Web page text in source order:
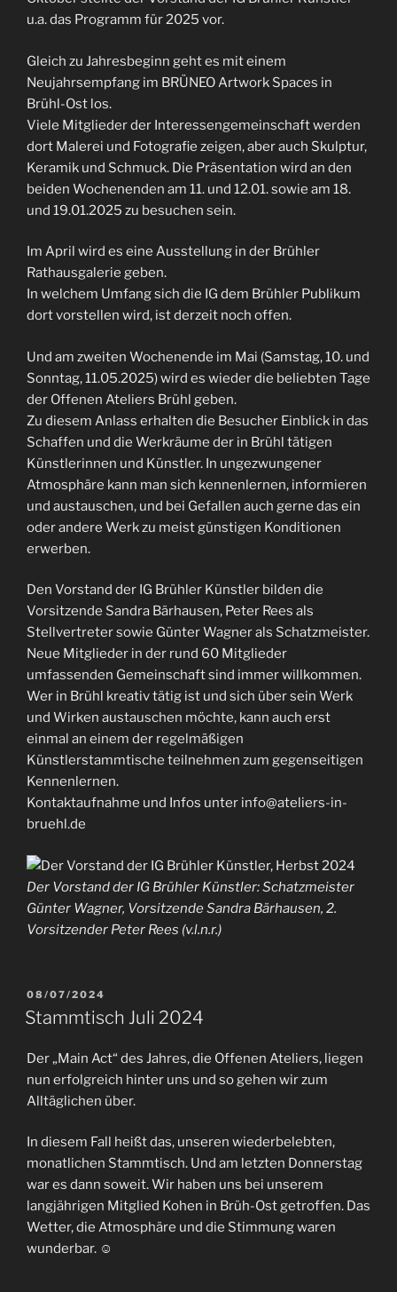
u.a. das Programm für 2025 vor.
Gleich zu Jahresbeginn geht es mit einem
Neujahrsempfang im BRÜNEO Artwork Spaces in
Brühl-Ost los.
Viele Mitglieder der Interessengemeinschaft werden
dort Malerei und Fotografie zeigen, aber auch Skulptur,
Keramik und Schmuck. Die Präsentation wird an den
beiden Wochenenden am 11. und 12.01. sowie am 18.
und 19.01.2025 zu besuchen sein.
Im April wird es eine Ausstellung in der Brühler
Rathausgalerie geben.
In welchem Umfang sich die IG dem Brühler Publikum
dort vorstellen wird, ist derzeit noch offen.
Und am zweiten Wochenende im Mai (Samstag, 10. und
Sonntag, 11.05.2025) wird es wieder die beliebten Tage
der Offenen Ateliers Brühl geben.
Zu diesem Anlass erhalten die Besucher Einblick in das
Schaffen und die Werkräume der in Brühl tätigen
Künstlerinnen und Künstler. In ungezwungener
Atmosphäre kann man sich kennenlernen, informieren
und austauschen, und bei Gefallen auch gerne das ein
oder andere Werk zu meist günstigen Konditionen
erwerben.
Den Vorstand der IG Brühler Künstler bilden die
Vorsitzende Sandra Bärhausen, Peter Rees als
Stellvertreter sowie Günter Wagner als Schatzmeister.
Neue Mitglieder in der rund 60 Mitglieder
umfassenden Gemeinschaft sind immer willkommen.
Wer in Brühl kreativ tätig ist und sich über sein Werk
und Wirken austauschen möchte, kann auch erst
einmal an einem der regelmäßigen
Künstlerstammtische teilnehmen zum gegenseitigen
Kennenlernen.
Kontaktaufnahme und Infos unter info@ateliers-in-
bruehl.de
Der Vorstand der IG Brühler Künstler: Schatzmeister
Günter Wagner, Vorsitzende Sandra Bärhausen, 2.
Vorsitzender Peter Rees (v.l.n.r.)
VERÖFFENTLICHT
AM
08/07/2024
Stammtisch Juli 2024
Der „Main Act“ des Jahres, die Offenen Ateliers, liegen
nun erfolgreich hinter uns und so gehen wir zum
Alltäglichen über.
In diesem Fall heißt das, unseren wiederbelebten,
monatlichen Stammtisch. Und am letzten Donnerstag
war es dann soweit. Wir haben uns bei unserem
langjährigen Mitglied Kohen in Brüh-Ost getroffen. Das
Wetter, die Atmosphäre und die Stimmung waren
wunderbar. ☺️